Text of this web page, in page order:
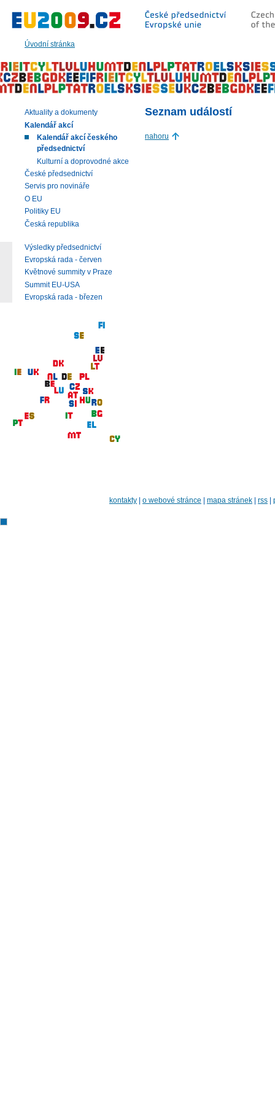
Úvodní stránka
hlavní
|
navigaci
|
vyhledávání
Seznam událostí
nahoru
Aktuality a dokumenty
Kalendář akcí
Kalendář akcí českého
předsednictví
Kulturní a doprovodné akce
České předsednictví
Servis pro novináře
O EU
Politiky EU
Česká republika
Výsledky předsednictví
Evropská rada - červen
Květnové summity v Praze
Summit EU-USA
Evropská rada - březen
kontakty o webové stránce mapa stránek rss